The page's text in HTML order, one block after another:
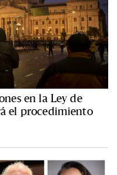
en la Ley de
el procedimiento